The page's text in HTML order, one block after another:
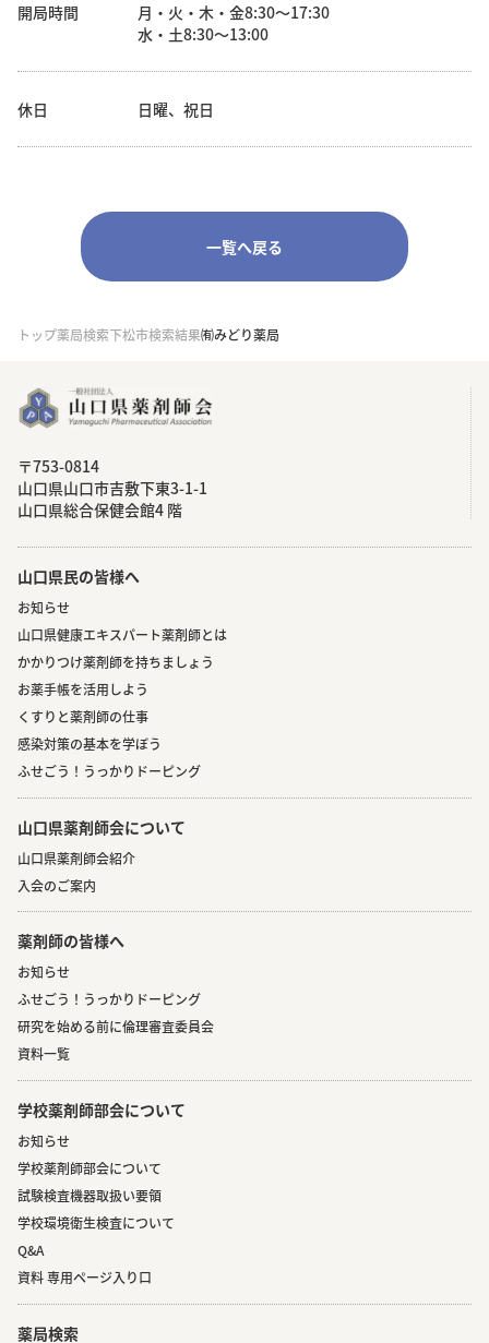
開局時間
月・火・木・金8:30～17:30
水・土8:30～13:00
休日 日曜、祝日
一覧へ戻る
トップ薬局検索下松市検索結果㈲みどり薬局
〒753-0814
⼭⼝県⼭⼝市吉敷下東3-1-1
⼭⼝県総合保健会館4 階
山口県民の皆様へ
お知らせ
山口県健康エキスパート薬剤師とは
かかりつけ薬剤師を持ちましょう
お薬手帳を活用しよう
くすりと薬剤師の仕事
感染対策の基本を学ぼう
ふせごう！うっかりドーピング
山口県薬剤師会について
山口県薬剤師会紹介
入会のご案内
薬剤師の皆様へ
お知らせ
ふせごう！うっかりドーピング
研究を始める前に倫理審査委員会
資料一覧
学校薬剤師部会について
お知らせ
学校薬剤師部会について
試験検査機器取扱い要領
学校環境衛生検査について
Q&A
資料 専用ページ入り口
薬局検索